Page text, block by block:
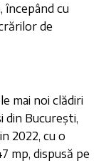
începând cu
de
mai noi clădiri
din București,
2022, cu o
mp, dispusă pe